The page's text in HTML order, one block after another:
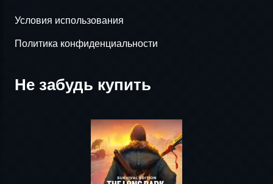
Условия использования
Политика конфиденциальности
Не забудь купить